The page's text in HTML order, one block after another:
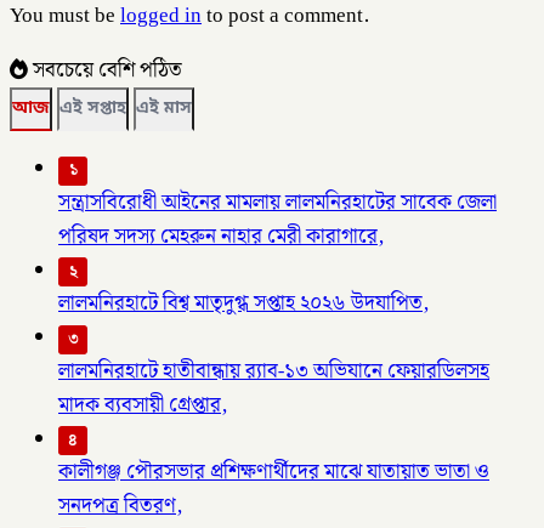
You must belogged into post a comment.
সবচেয়ে বেশি পঠিত
আজ এই সপ্তাহ এই মাস
১
সন্ত্রাসবিরোধী আইনের মামলায় লালমনিরহাটের সাবেক জেলা
পরিষদ সদস্য মেহরুন নাহার মেরী কারাগারে,
২
লালমনিরহাটে বিশ্ব মাতৃদুগ্ধ সপ্তাহ ২০২৬ উদযাপিত,
৩
লালমনিরহাটে হাতীবান্ধায় র‌্যাব-১৩ অভিযানে ফেয়ারডিলসহ
মাদক ব্যবসায়ী গ্রেপ্তার,
৪
কালীগঞ্জ পৌরসভার প্রশিক্ষণার্থীদের মাঝে যাতায়াত ভাতা ও
সনদপত্র বিতরণ,